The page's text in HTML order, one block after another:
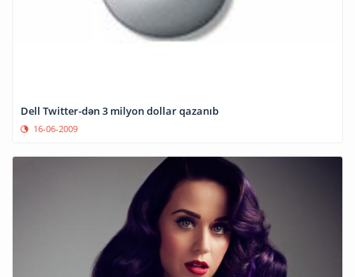
Dell Twitter-dən 3 milyon dollar qazanıb
16-06-2009